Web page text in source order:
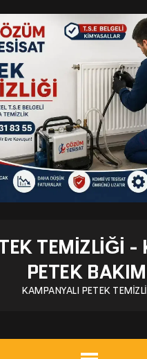
TEMIZLIĞI -
PETEK
KAMPANYALI PETEK